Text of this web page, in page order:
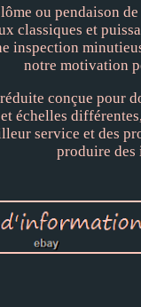
ou pendaison
classiques et
inspection
notre motivation
conçue
échelles
service et des
produire des